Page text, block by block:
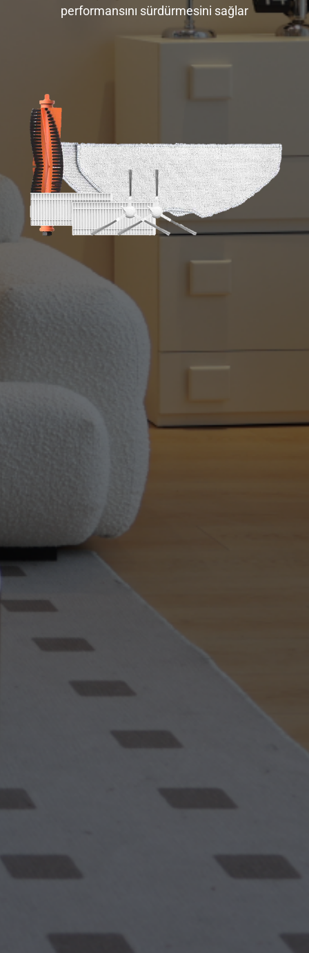
performansını sürdürmesini sağlar